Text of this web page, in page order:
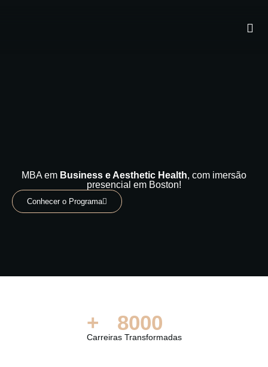
MBA em Business e Aesthetic Health, com imersão
presencial em Boston!
Conhecer o Programa
Carreiras Transformadas
+ 8000